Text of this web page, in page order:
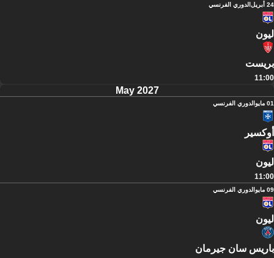
24 أبريل الدوري الفرنسي
ليون
بريست
11:00
May 2027
01 مايو الدوري الفرنسي
أوكسير
ليون
11:00
09 مايو الدوري الفرنسي
ليون
باريس سان جيرمان